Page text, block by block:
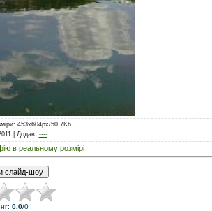
: 453x604px/50.7Kb
| Додав: ----
в реальному розмірі
: 0.0/0